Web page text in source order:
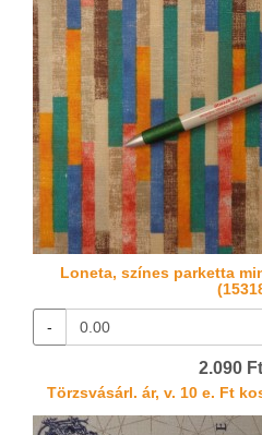
Loneta, színes parketta
-
2.090
Törzsvásárl. ár, v. 10 e. Ft